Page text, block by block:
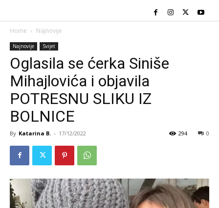
Home Najnovije
Najnovije Svijet
Oglasila se ćerka Siniše
Mihajlovića i objavila
POTRESNU SLIKU IZ
BOLNICE
By Katarina B. - 17/12/2022 0
294